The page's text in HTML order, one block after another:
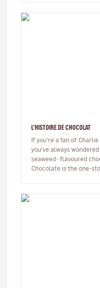
L'HISTOIRE DE CHOCOLAT
If you’re a fan of
you’ve always
seaweed- flavoured
Chocolate is the one-